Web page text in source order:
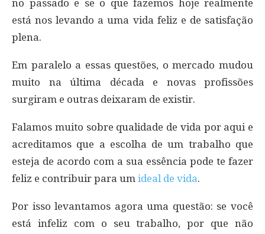
no passado e se o que fazemos hoje realmente
está nos levando a uma vida feliz e de satisfação
plena.
Em paralelo a essas questões, o mercado mudou
muito na última década e novas profissões
surgiram e outras deixaram de existir.
Falamos muito sobre qualidade de vida por aqui e
acreditamos que a escolha de um trabalho que
esteja de acordo com a sua essência pode te fazer
feliz e contribuir para um ideal de vida.
Por isso levantamos agora uma questão: se você
está infeliz com o seu trabalho, por que não